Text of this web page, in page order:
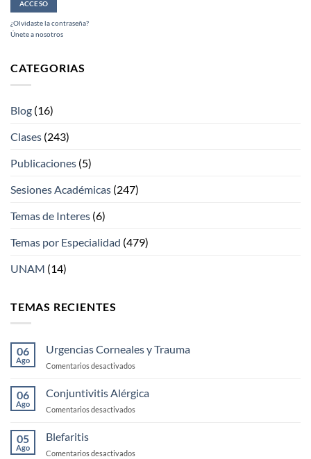
¿Olvidaste la contraseña?
Únete a nosotros
CATEGORIAS
Blog (16)
Clases (243)
Publicaciones (5)
Sesiones Académicas (247)
Temas de Interes (6)
Temas por Especialidad (479)
UNAM (14)
TEMAS RECIENTES
06
Ago
Urgencias Corneales y Trauma
Comentarios desactivados
Corneales
y
Trauma
06
Ago
Conjuntivitis Alérgica
Comentarios desactivados
05
Ago
Blefaritis
Comentarios desactivados